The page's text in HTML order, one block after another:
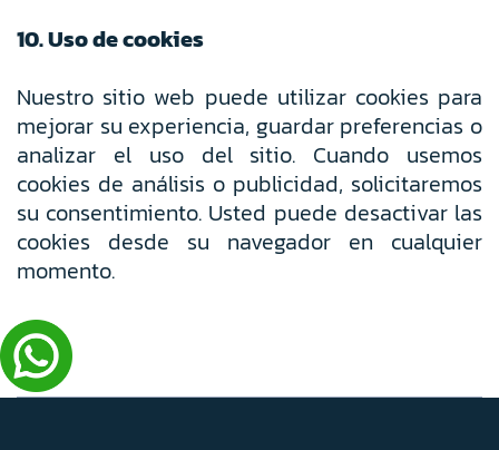
10. Uso de cookies
Nuestro sitio web puede utilizar cookies para
mejorar su experiencia, guardar preferencias o
analizar el uso del sitio. Cuando usemos
cookies de análisis o publicidad, solicitaremos
su consentimiento. Usted puede desactivar las
cookies desde su navegador en cualquier
momento.